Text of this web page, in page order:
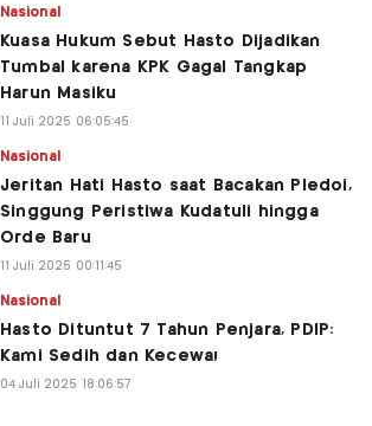
Nasional
Kuasa Hukum Sebut Hasto Dijadikan
Tumbal karena KPK Gagal Tangkap
Harun Masiku
11 Juli 2025 06:05:45
Nasional
Jeritan Hati Hasto saat Bacakan Pledoi,
Singgung Peristiwa Kudatuli hingga
Orde Baru
11 Juli 2025 00:11:45
Nasional
Hasto Dituntut 7 Tahun Penjara, PDIP:
Kami Sedih dan Kecewa!
04 Juli 2025 18:06:57